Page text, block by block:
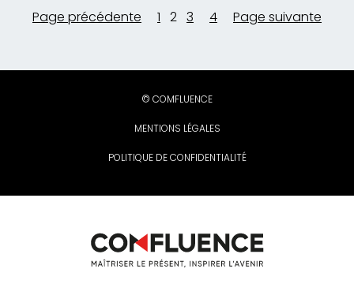
Page précédente Page
1 Page
2 Page
3 Page
4 Page suivante
© COMFLUENCE
MENTIONS LÉGALES
POLITIQUE DE CONFIDENTIALITÉ